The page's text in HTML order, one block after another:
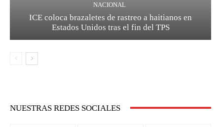
NACIONAL
ICE coloca brazaletes de rastreo a haitianos en
Estados Unidos tras el fin del TPS
NUESTRAS REDES SOCIALES